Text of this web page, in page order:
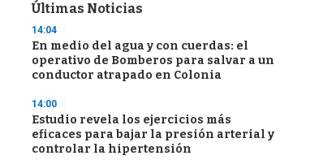
Últimas Noticias
14:04
En medio del agua y con cuerdas: el
operativo de Bomberos para salvar a un
conductor atrapado en Colonia
14:00
Estudio revela los ejercicios más
eficaces para bajar la presión arterial y
controlar la hipertensión